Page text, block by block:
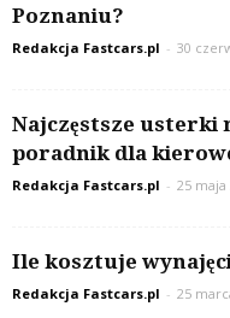
Poznaniu?
Redakcja Fastcars.pl - 30
Najczęstsze usterki
poradnik dla
Redakcja Fastcars.pl - 25 maja
Ile kosztuje
Redakcja Fastcars.pl - 25